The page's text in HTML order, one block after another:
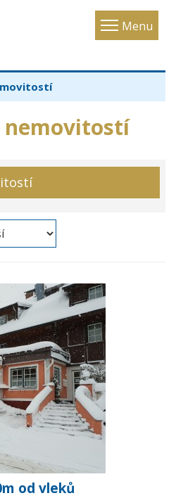
Menu
Toggle
nemovitostí
od vleků